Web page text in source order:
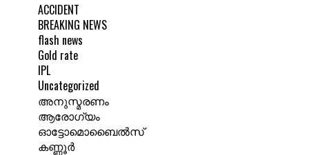
ACCIDENT
BREAKING NEWS
flash news
Gold rate
IPL
Uncategorized
അനുസ്മരണം
ആരോഗ്യം
ഓട്ടോമൊബൈൽസ്
കണ്ണൂർ